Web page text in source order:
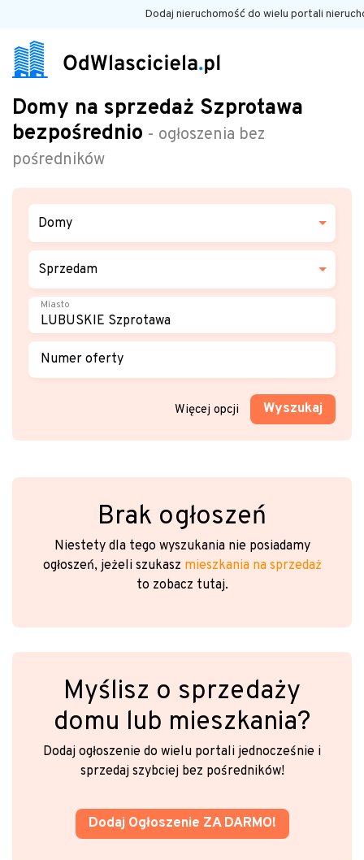
Dodaj nieruchomość do wielu portali
Domy na sprzedaż Szprotawa
bezpośrednio - ogłoszenia bez
pośredników
Domy
Sprzedam
Miasto
Numer oferty
Więcej opcji Wyszukaj
Brak ogłoszeń
Niestety dla tego wyszukania nie posiadamy
ogłoszeń, jeżeli szukasz mieszkania na sprzedaż
to zobacz tutaj.
Myślisz o sprzedaży
domu lub mieszkania?
Dodaj ogłoszenie do wielu portali jednocześnie i
sprzedaj szybciej bez pośredników!
Dodaj Ogłoszenie ZA DARMO!